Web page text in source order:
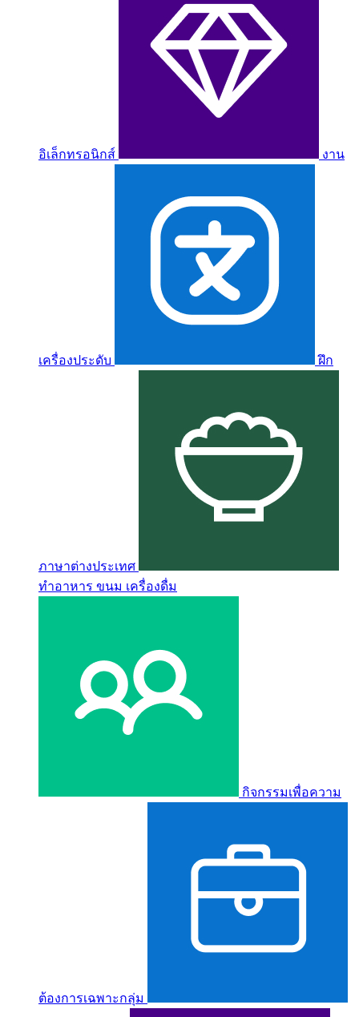
อิเล็กทรอนิกส์ งาน
เครื่องประดับ ฝึก
ภาษาต่างประเทศ
ทำอาหาร ขนม เครื่องดื่ม
กิจกรรมเพื่อความ
ต้องการเฉพาะกลุ่ม